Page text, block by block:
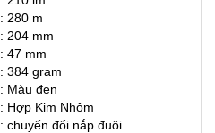
: 280 m
: 204 mm
: 47 mm
: 384 gram
: Màu đen
: Hợp Kim Nhôm
: chuyển đổi nắp đuôi